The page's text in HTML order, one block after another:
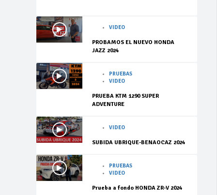
VIDEO
PROBAMOS EL NUEVO HONDA
JAZZ 2024
PRUEBAS
VIDEO
PRUEBA KTM 1290 SUPER
ADVENTURE
VIDEO
SUBIDA UBRIQUE-BENAOCAZ 2024
PRUEBAS
VIDEO
Prueba a fondo HONDA ZR-V 2024